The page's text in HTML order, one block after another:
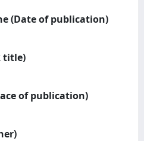
(Date of publication)
title)
of publication)